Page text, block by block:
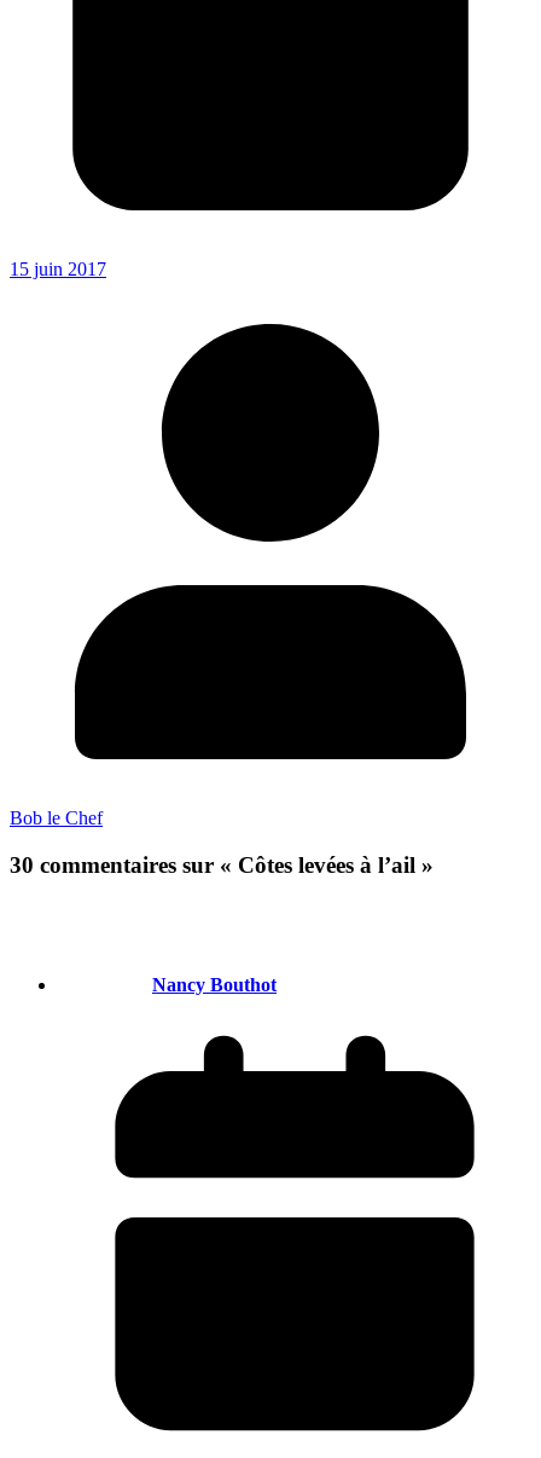
15 juin 2017
Bob le Chef
30 commentaires sur « Côtes levées à l’ail »
Nancy Bouthot